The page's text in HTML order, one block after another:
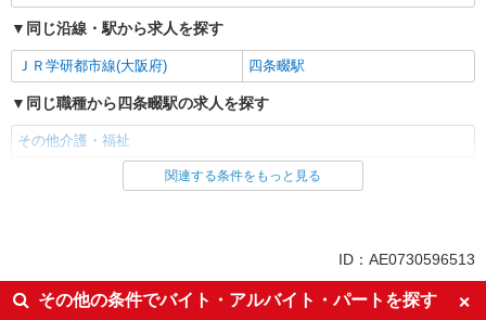
同じ沿線・駅から求人を探す
ＪＲ学研都市線(大阪府) 四条畷駅
同じ職種から四条畷駅の求人を探す
その他介護・福祉
同じ雇用形態から四条畷駅の求人を探す
入社日応相談
未経験歓迎
関連する条件をもっと見る
ID：AE0730596513
その他の条件でバイト・アルバイト・パートを探す